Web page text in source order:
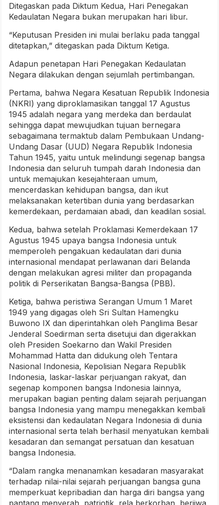
Ditegaskan pada Diktum Kedua, Hari Penegakan
Kedaulatan Negara bukan merupakan hari libur.
“Keputusan Presiden ini mulai berlaku pada tanggal
ditetapkan,” ditegaskan pada Diktum Ketiga.
Adapun penetapan Hari Penegakan Kedaulatan
Negara dilakukan dengan sejumlah pertimbangan.
Pertama, bahwa Negara Kesatuan Republik Indonesia
(NKRI) yang diproklamasikan tanggal 17 Agustus
1945 adalah negara yang merdeka dan berdaulat
sehingga dapat mewujudkan tujuan bernegara
sebagaimana termaktub dalam Pembukaan Undang-
Undang Dasar (UUD) Negara Republik Indonesia
Tahun 1945, yaitu untuk melindungi segenap bangsa
Indonesia dan seluruh tumpah darah Indonesia dan
untuk memajukan kesejahteraan umum,
mencerdaskan kehidupan bangsa, dan ikut
melaksanakan ketertiban dunia yang berdasarkan
kemerdekaan, perdamaian abadi, dan keadilan sosial.
Kedua, bahwa setelah Proklamasi Kemerdekaan 17
Agustus 1945 upaya bangsa Indonesia untuk
memperoleh pengakuan kedaulatan dari dunia
internasional mendapat perlawanan dari Belanda
dengan melakukan agresi militer dan propaganda
politik di Perserikatan Bangsa-Bangsa (PBB).
Ketiga, bahwa peristiwa Serangan Umum 1 Maret
1949 yang digagas oleh Sri Sultan Hamengku
Buwono IX dan diperintahkan oleh Panglima Besar
Jenderal Soedirman serta disetujui dan digerakkan
oleh Presiden Soekarno dan Wakil Presiden
Mohammad Hatta dan didukung oleh Tentara
Nasional Indonesia, Kepolisian Negara Republik
Indonesia, laskar-laskar perjuangan rakyat, dan
segenap komponen bangsa Indonesia lainnya,
merupakan bagian penting dalam sejarah perjuangan
bangsa Indonesia yang mampu menegakkan kembali
eksistensi dan kedaulatan Negara Indonesia di dunia
internasional serta telah berhasil menyatukan kembali
kesadaran dan semangat persatuan dan kesatuan
bangsa Indonesia.
“Dalam rangka menanamkan kesadaran masyarakat
terhadap nilai-nilai sejarah perjuangan bangsa guna
memperkuat kepribadian dan harga diri bangsa yang
pantang menyerah, patriotik, rela berkorban, berjiwa